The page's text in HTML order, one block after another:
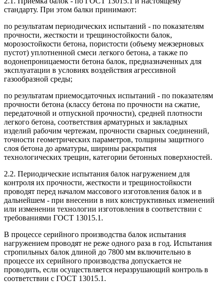
стандарту. При этом балки принимают:
по результатам периодических испытаний - по показателям
прочности, жесткости и трещиностойкости балок,
морозостойкости бетона, пористости (объему межзерновых
пустот) уплотненной смеси легкого бетона, а также по
водонепроницаемости бетона балок, предназначенных для
эксплуатации в условиях воздействия агрессивной
газообразной среды;
по результатам приемосдаточных испытаний - по показателям
прочности бетона (классу бетона по прочности на сжатие,
передаточной и отпускной прочности), средней плотности
легкого бетона, соответствия арматурных и закладных
изделий рабочим чертежам, прочности сварных соединений,
точности геометрических параметров, толщины защитного
слоя бетона до арматуры, ширины раскрытия
технологических трещин, категории бетонных поверхностей.
2.2. Периодические испытания балок нагружением для
контроля их прочности, жесткости и трещиностойкости
проводят перед началом массового изготовления балок и в
дальнейшем - при внесении в них конструктивных изменений
или изменении технологии изготовления в соответствии с
требованиями ГОСТ 13015.1.
В процессе серийного производства балок испытания
нагружением проводят не реже одного раза в год. Испытания
стропильных балок длиной до 7800 мм включительно в
процессе их серийного производства допускается не
проводить, если осуществляется неразрушающий контроль в
соответствии с ГОСТ 13015.1.